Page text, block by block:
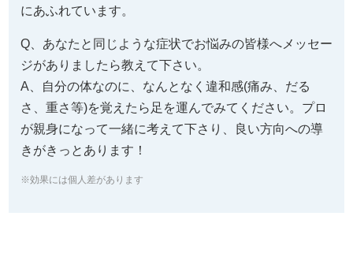
にあふれています。
Q、あなたと同じような症状でお悩みの皆様へメッセー
ジがありましたら教えて下さい。
A、自分の体なのに、なんとなく違和感(痛み、だる
さ、重さ等)を覚えたら足を運んでみてください。プロ
が親身になって一緒に考えて下さり、良い方向への導
きがきっとあります！
※効果には個人差があります